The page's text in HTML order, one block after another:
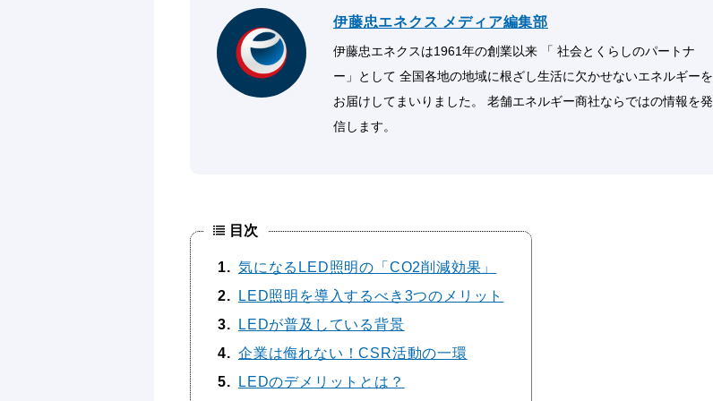
伊藤忠エネクス メディア編集部
伊藤忠エネクスは1961年の創業以来 「 社会とくらしのパートナ
ー」として 全国各地の地域に根ざし生活に欠かせないエネルギーを
お届けしてまいりました。 老舗エネルギー商社ならではの情報を発
信します。
目次
1
気になるLED照明の「CO2削減効果」
2
LED照明を導入するべき3つのメリット
3
LEDが普及している背景
4
企業は侮れない！CSR活動の一環
5
LEDのデメリットとは？